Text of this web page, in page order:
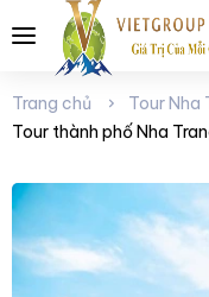
Trang chủ
Tour Nha
Tour thành phố Nha